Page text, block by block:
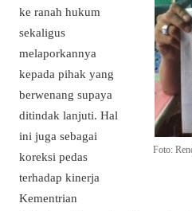
Foto:
ke ranah hukum
sekaligus
melaporkannya
kepada pihak yang
berwenang supaya
ditindak lanjuti. Hal
ini juga sebagai
koreksi pedas
terhadap kinerja
Kementrian